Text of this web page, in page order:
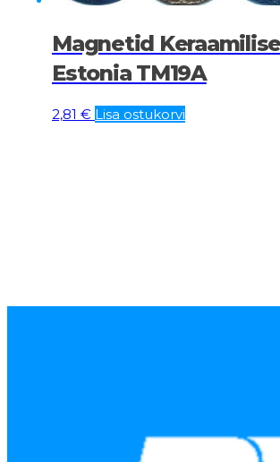
Magnetid
Estonia TM19A
2,81 € Lisa ostukorvi